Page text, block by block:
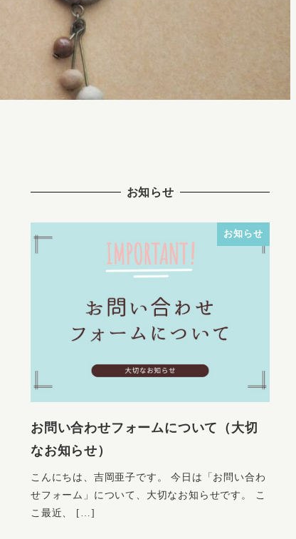
お知らせ
お知らせ
お問い合わせフォームについて（大切
なお知らせ）
こんにちは、吉岡亜子です。 今日は「お問い合わ
せフォーム」について、大切なお知らせです。 こ
こ最近、 […]